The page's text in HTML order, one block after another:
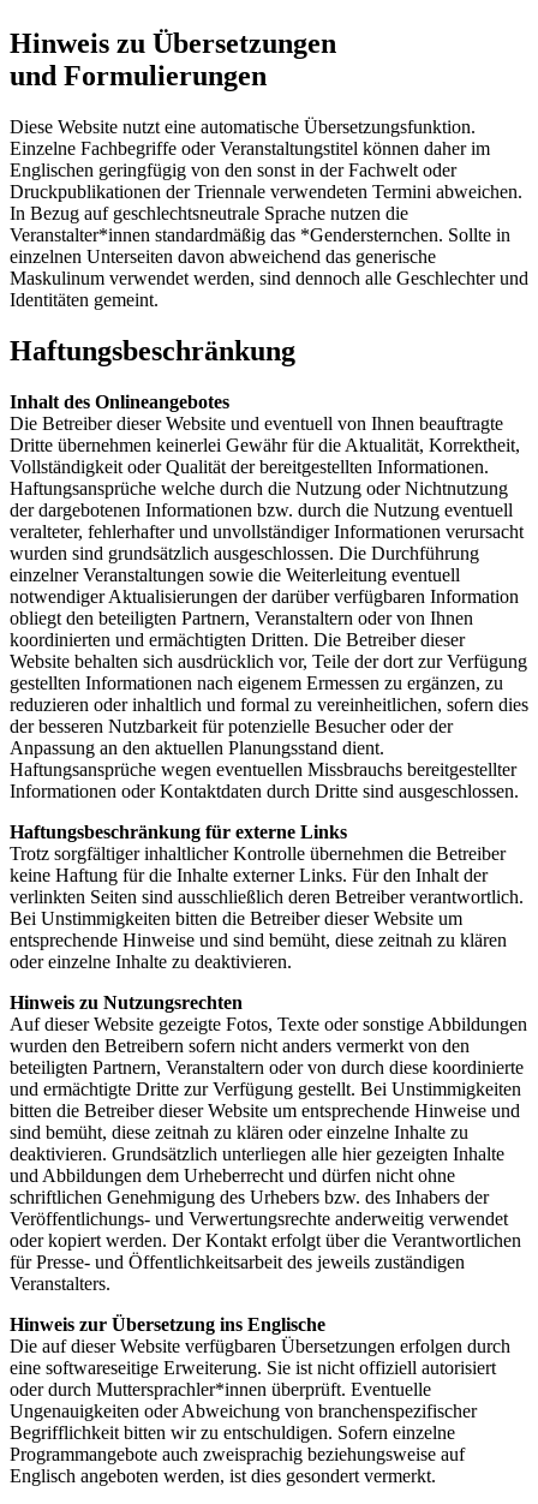
Hinweis zu Übersetzungen
und Formulierungen
Diese Website nutzt eine automatische Übersetzungsfunktion.
Einzelne Fachbegriffe oder Veranstaltungstitel können daher im
Englischen geringfügig von den sonst in der Fachwelt oder
Druckpublikationen der Triennale verwendeten Termini abweichen.
In Bezug auf geschlechtsneutrale Sprache nutzen die
Veranstalter*innen standardmäßig das *Gendersternchen. Sollte in
einzelnen Unterseiten davon abweichend das generische
Maskulinum verwendet werden, sind dennoch alle Geschlechter und
Identitäten gemeint.
Haftungsbeschränkung
Inhalt des Onlineangebotes
Die Betreiber dieser Website und eventuell von Ihnen beauftragte
Dritte übernehmen keinerlei Gewähr für die Aktualität, Korrektheit,
Vollständigkeit oder Qualität der bereitgestellten Informationen.
Haftungsansprüche welche durch die Nutzung oder Nichtnutzung
der dargebotenen Informationen bzw. durch die Nutzung eventuell
veralteter, fehlerhafter und unvollständiger Informationen verursacht
wurden sind grundsätzlich ausgeschlossen. Die Durchführung
einzelner Veranstaltungen sowie die Weiterleitung eventuell
notwendiger Aktualisierungen der darüber verfügbaren Information
obliegt den beteiligten Partnern, Veranstaltern oder von Ihnen
koordinierten und ermächtigten Dritten. Die Betreiber dieser
Website behalten sich ausdrücklich vor, Teile der dort zur Verfügung
gestellten Informationen nach eigenem Ermessen zu ergänzen, zu
reduzieren oder inhaltlich und formal zu vereinheitlichen, sofern dies
der besseren Nutzbarkeit für potenzielle Besucher oder der
Anpassung an den aktuellen Planungsstand dient.
Haftungsansprüche wegen eventuellen Missbrauchs bereitgestellter
Informationen oder Kontaktdaten durch Dritte sind ausgeschlossen.
Haftungsbeschränkung für externe Links
Trotz sorgfältiger inhaltlicher Kontrolle übernehmen die Betreiber
keine Haftung für die Inhalte externer Links. Für den Inhalt der
verlinkten Seiten sind ausschließlich deren Betreiber verantwortlich.
Bei Unstimmigkeiten bitten die Betreiber dieser Website um
entsprechende Hinweise und sind bemüht, diese zeitnah zu klären
oder einzelne Inhalte zu deaktivieren.
Hinweis zu Nutzungsrechten
Auf dieser Website gezeigte Fotos, Texte oder sonstige Abbildungen
wurden den Betreibern sofern nicht anders vermerkt von den
beteiligten Partnern, Veranstaltern oder von durch diese koordinierte
und ermächtigte Dritte zur Verfügung gestellt. Bei Unstimmigkeiten
bitten die Betreiber dieser Website um entsprechende Hinweise und
sind bemüht, diese zeitnah zu klären oder einzelne Inhalte zu
deaktivieren. Grundsätzlich unterliegen alle hier gezeigten Inhalte
und Abbildungen dem Urheberrecht und dürfen nicht ohne
schriftlichen Genehmigung des Urhebers bzw. des Inhabers der
Veröffentlichungs- und Verwertungsrechte anderweitig verwendet
oder kopiert werden. Der Kontakt erfolgt über die Verantwortlichen
für Presse- und Öffentlichkeitsarbeit des jeweils zuständigen
Veranstalters.
Hinweis zur Übersetzung ins Englische
Die auf dieser Website verfügbaren Übersetzungen erfolgen durch
eine softwareseitige Erweiterung. Sie ist nicht offiziell autorisiert
oder durch Muttersprachler*innen überprüft. Eventuelle
Ungenauigkeiten oder Abweichung von branchenspezifischer
Begrifflichkeit bitten wir zu entschuldigen. Sofern einzelne
Programmangebote auch zweisprachig beziehungsweise auf
Englisch angeboten werden, ist dies gesondert vermerkt.